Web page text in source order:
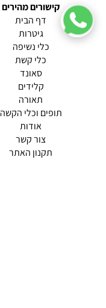
קישורים מהירים
דף הבית
גיטרות
כלי נשיפה
כלי קשת
סאונד
קלידים
תאורה
תופים וכלי הקשה
אודות
צור קשר
(current)
תקנון האתר